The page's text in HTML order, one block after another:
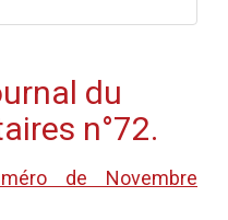
du
n°72.
de Novembre